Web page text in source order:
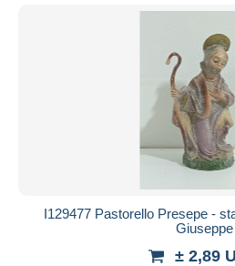
I129477 Pastorello Presepe -
Giuseppe
± 2,89